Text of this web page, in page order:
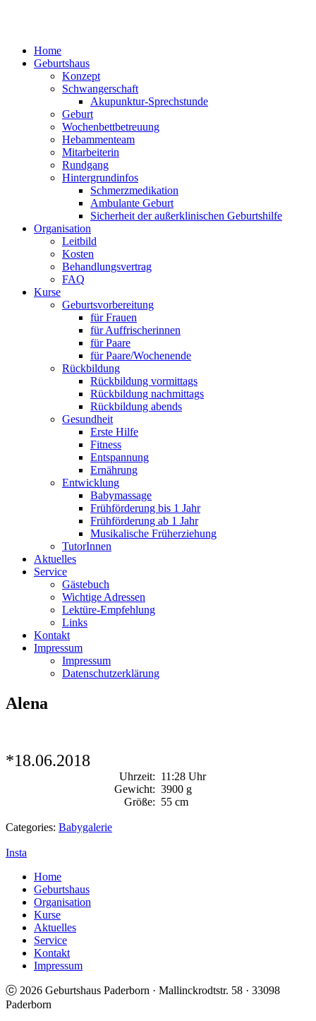
Home
Geburtshaus
Konzept
Schwangerschaft
Akupunktur-Sprechstunde
Geburt
Wochenbettbetreuung
Hebammenteam
Mitarbeiterin
Rundgang
Hintergrundinfos
Schmerzmedikation
Ambulante Geburt
Sicherheit der außerklinischen Geburtshilfe
Organisation
Leitbild
Kosten
Behandlungsvertrag
FAQ
Kurse
Geburtsvorbereitung
für Frauen
für Auffrischerinnen
für Paare
für Paare/Wochenende
Rückbildung
Rückbildung vormittags
Rückbildung nachmittags
Rückbildung abends
Gesundheit
Erste Hilfe
Fitness
Entspannung
Ernährung
Entwicklung
Babymassage
Frühförderung bis 1 Jahr
Frühförderung ab 1 Jahr
Musikalische Früherziehung
TutorInnen
Aktuelles
Service
Gästebuch
Wichtige Adressen
Lektüre-Empfehlung
Links
Kontakt
Impressum
Impressum
Datenschutzerklärung
Alena
*18.06.2018
Uhrzeit: 11:28 Uhr
Gewicht: 3900 g
Größe: 55 cm
Categories: Babygalerie
Insta
Home
Geburtshaus
Organisation
Kurse
Aktuelles
Service
Kontakt
Impressum
ⓒ 2026 Geburtshaus Paderborn · Mallinckrodtstr. 58 · 33098
Paderborn